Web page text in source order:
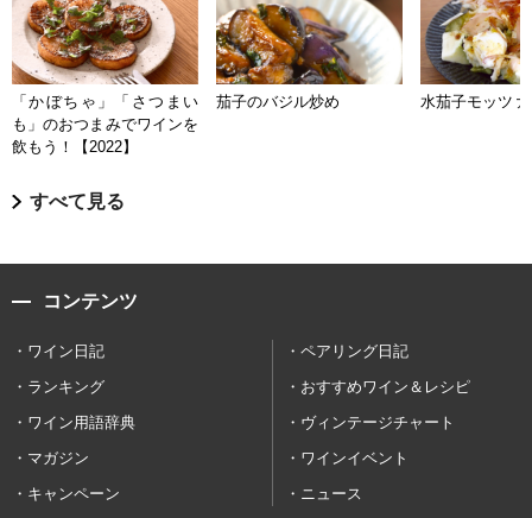
「かぼちゃ」「さつまい
も」のおつまみでワインを
飲もう！【2022】
茄子のバジル炒め 水茄子モッツァ
すべて見る
コンテンツ
ワイン日記
ペアリング日記
ランキング
おすすめワイン＆レシピ
ワイン用語辞典
ヴィンテージチャート
マガジン
ワインイベント
キャンペーン
ニュース